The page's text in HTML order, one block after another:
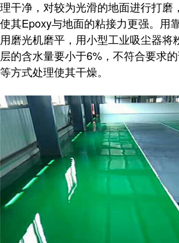
理干净，对较为光滑的地面进行打磨
使其Epoxy与地面的粘接力更强。用
用磨光机磨平，用小型工业吸尘器将
层的含水量要小于6%，不符合要求
等方式处理使其干燥。